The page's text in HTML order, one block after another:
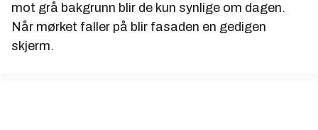
mot grå bakgrunn blir de kun synlige om dagen.
Når mørket faller på blir fasaden en gedigen
skjerm.